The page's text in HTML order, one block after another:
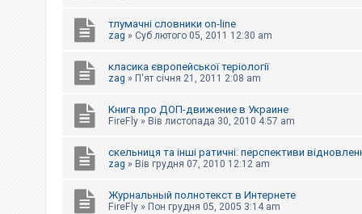
тлумачні словники on-line
zag » Суб лютого 05, 2011 12:30 am
класика європейської теріології
zag » П'ят січня 21, 2011 2:08 am
Книга про ДОП-движение в Украине
FireFly » Вів листопада 30, 2010 4:57 am
скельниця та інші ратичні: перспективи
zag » Вів грудня 07, 2010 12:12 am
Журнальный полнотекст в Интернете
FireFly » Пон грудня 05, 2005 3:14 am